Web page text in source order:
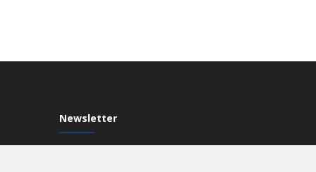
Newsletter